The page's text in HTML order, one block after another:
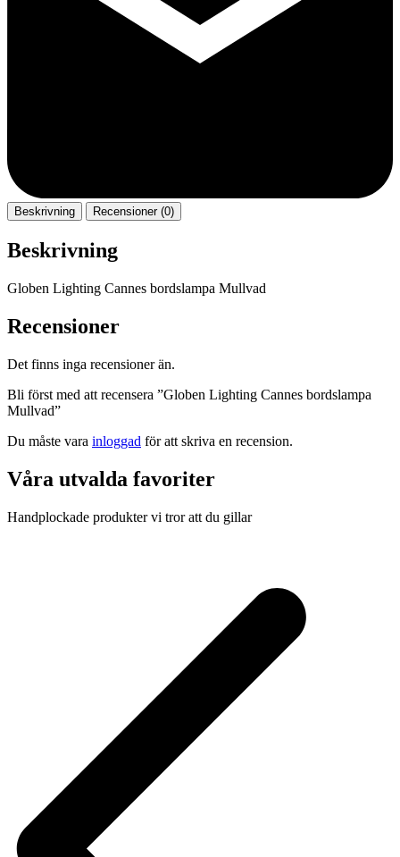
Beskrivning Recensioner (0)
Beskrivning
Globen Lighting Cannes bordslampa Mullvad
Recensioner
Det finns inga recensioner än.
Bli först med att recensera ”Globen Lighting Cannes bordslampa
Mullvad”
Du måste vara inloggad för att skriva en recension.
Våra utvalda favoriter
Handplockade produkter vi tror att du gillar